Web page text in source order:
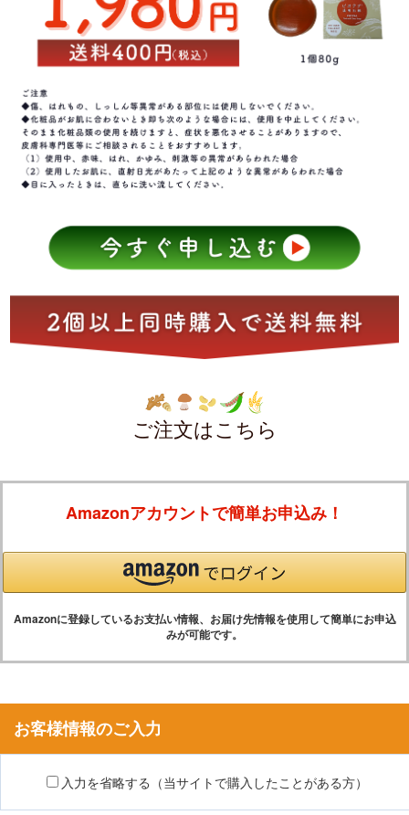
ご注文はこちら
Amazonアカウントで簡単お申込み！
Amazonに登録しているお支払い情報、お届け先情報を使用して簡単にお申込
みが可能です。
お客様情報のご入力
入力を省略する（当サイトで購入したことがある方）